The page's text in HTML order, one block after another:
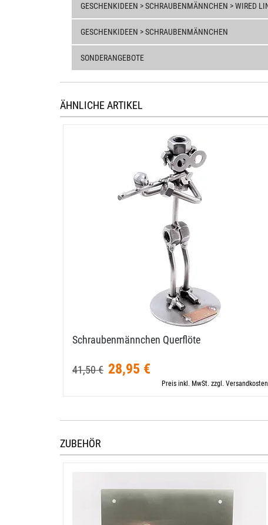
GESCHENKIDEEN > SCHRAUBENMÄNNCHEN > WIRED
GESCHENKIDEEN > SCHRAUBENMÄNNCHEN
SONDERANGEBOTE
ÄHNLICHE ARTIKEL
Schraubenmännchen Querflöte
41,50 € 28,95 €
Preis inkl. MwSt. zzgl. Versandkosten
ZUBEHÖR